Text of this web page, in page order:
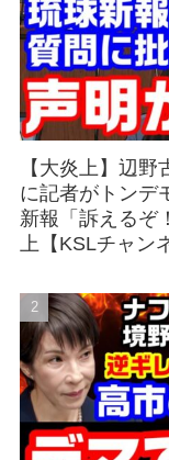
【大炎上】辺
に記者がトンデ
新報「訴えるぞ
上【KSLチャン